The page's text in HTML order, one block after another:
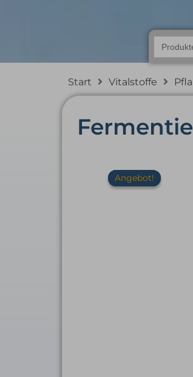
Search
for:
Start Vitalstoffe